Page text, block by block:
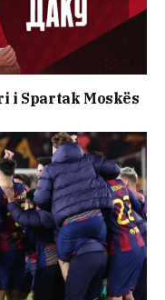
i Spartak Moskës